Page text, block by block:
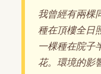
我曾經有兩棵
種在頂樓全日
一棵種在院子
花。環境的影